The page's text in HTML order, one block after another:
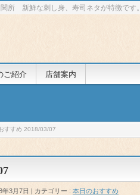
所 新鮮な刺し身、寿司ネタが特徴です。
ご紹介 店舗案内
すすめ 2018/03/07
年3月7日 カテゴリー : 本日のおすすめ